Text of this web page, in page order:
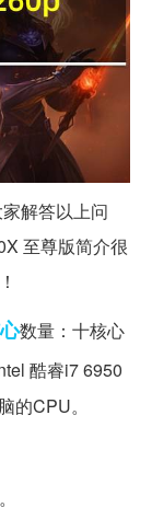
解答以上问
至尊版简介很
数量：十核心
酷睿i7 6950
的CPU。